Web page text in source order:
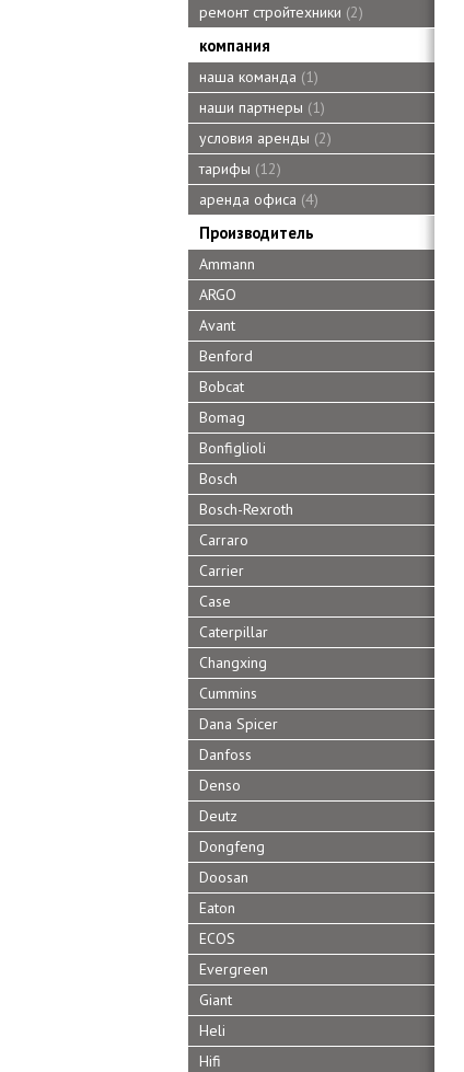
ремонт стройтехники 2
компания
наша команда
1
наши партнеры
1
условия аренды 2
тарифы
12
аренда офиса 4
Производитель
Ammann
ARGO
Avant
Benford
Bobcat
Bomag
Bonfiglioli
Bosch
Bosch-Rexroth
Carraro
Carrier
Case
Caterpillar
Changxing
Cummins
Dana Spicer
Danfoss
Denso
Deutz
Dongfeng
Doosan
Eaton
ECOS
Evergreen
Giant
Heli
Hifi